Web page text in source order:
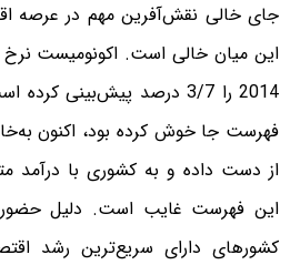
جای خالی نقش‌آفرین مهم در عرصه
این میان خالی است. اکونومیست
2014 را 3/7 درصد پیش‌بینی
فهرست جا خوش کرده بود، اکنون
از دست داده و به کشوری با درآمد
این فهرست غایب است. دلیل
کشورهای دارای سریع‌ترین رشد